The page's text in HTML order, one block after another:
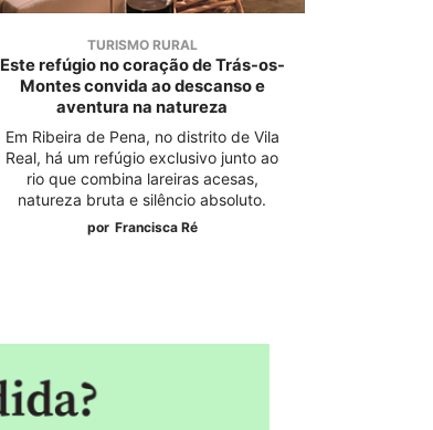
TURISMO RURAL
Este refúgio no coração de Trás-os-
Montes convida ao descanso e
aventura na natureza
Em Ribeira de Pena, no distrito de Vila
Real, há um refúgio exclusivo junto ao
rio que combina lareiras acesas,
natureza bruta e silêncio absoluto.
por Francisca Ré